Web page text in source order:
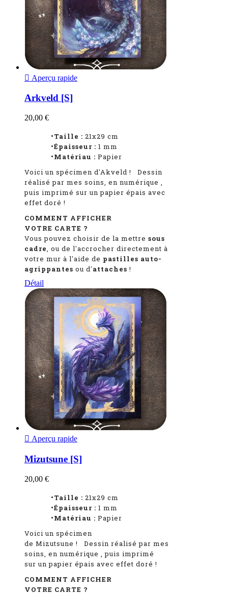
 Aperçu rapide
Arkveld [S]
20,00 €
•Taille : 21x29 cm
•Épaisseur : 1 mm
•Matériau : Papier
Voici un spécimen d'Akveld !
Dessin
réalisé par mes soins, en numérique ,
puis imprimé sur un papier épais avec
effet doré !
COMMENT AFFICHER
VOTRE CARTE ?
Vous pouvez choisir de la mettre sous
cadre, ou de l'accrocher directement à
votre mur à l'aide de pastilles auto-
agrippantes ou d'attaches !
Détail
 Aperçu rapide
Mizutsune [S]
20,00 €
•Taille : 21x29 cm
•Épaisseur : 1 mm
•Matériau : Papier
Voici un spécimen
de Mizutsune !
Dessin réalisé par mes
soins, en numérique , puis imprimé
sur un papier épais avec effet doré !
COMMENT AFFICHER
VOTRE CARTE ?